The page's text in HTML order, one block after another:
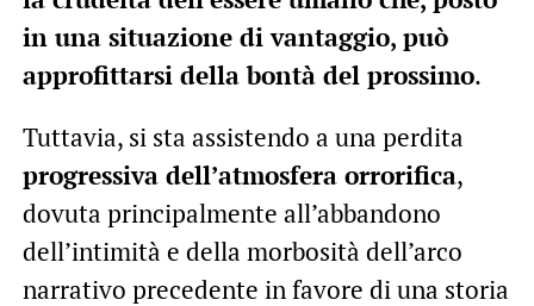
in una situazione di vantaggio, può
approfittarsi della bontà del prossimo.
Tuttavia, si sta assistendo a una perdita
progressiva dell’atmosfera orrorifica,
dovuta principalmente all’abbandono
dell’intimità e della morbosità dell’arco
narrativo precedente in favore di una storia